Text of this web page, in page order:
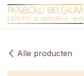
Overslaan naar inhoud
Alle producten